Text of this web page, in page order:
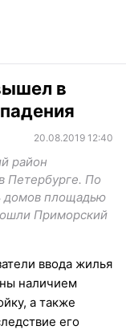
в
20.08.2019 12:40
район
Петербурге. По
домов площадью
Приморский
ввода жилья
наличием
а также
его